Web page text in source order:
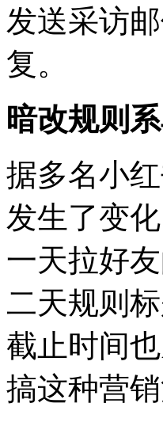
发送采访
复。
暗改规则
据多名小
发生了变
一天拉好
二天规则
截止时间
搞这种营